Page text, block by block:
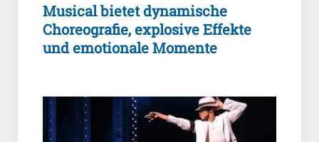
Musical bietet dynamische
Choreografie, explosive Effekte
und emotionale Momente